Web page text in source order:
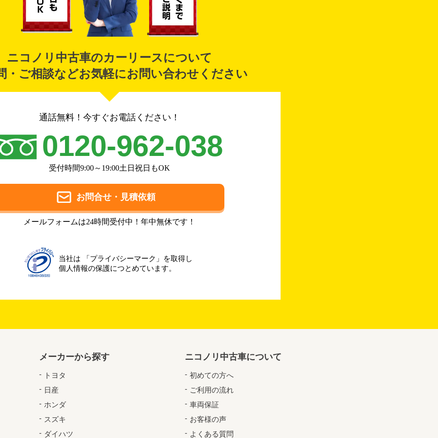
ニコノリ中古車のカーリースについて
・ご相談などお気軽にお問い合わせください
通話無料！今すぐお電話ください！
0120-962-038
受付時間9:00～19:00土日祝日もOK
お問合せ・見積依頼
メールフォームは24時間受付中！年中無休です！
当社は 「プライバシーマーク」を取得し
個人情報の保護につとめています。
メーカーから探す
トヨタ
日産
ホンダ
スズキ
ダイハツ
ニコノリ中古車について
初めての方へ
ご利用の流れ
車両保証
お客様の声
よくある質問